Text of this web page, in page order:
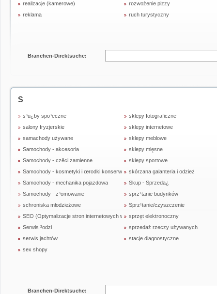
realizacje (kamerowe)
reklama
rozwożenie pizzy
ruch turystyczny
Branchen-Direktsuche:
S
s³u¿by spo³eczne
salony fryzjerskie
samachody używane
Samochody - akcesoria
Samochody - czêci zamienne
Samochody - kosmetyki i œrodki konserwujce
Samochody - mechanika pojazdowa
Samochody - z³omowanie
schroniska młodzieżowe
SEO (Optymalizacje stron internetowych w wyszukiwarkach)
Serwis ³odzi
serwis jachtów
sex shopy
sklepy fotograficzne
sklepy internetowe
sklepy meblowe
sklepy mięsne
sklepy sportowe
skórzana galanteria i odzież
Skup - Sprzeda¿
sprz¹tanie budynków
Sprz¹tanie/czyszczenie
sprzęt elektronoczny
sprzedaż rzeczy używanych
stacje diagnostyczne
Branchen-Direktsuche: